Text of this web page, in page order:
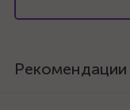
Рекомендации